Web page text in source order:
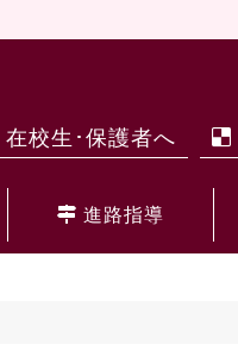
在校生･保護者へ
進路指導